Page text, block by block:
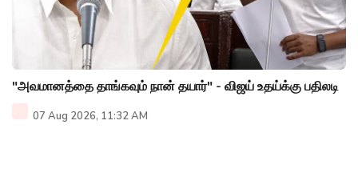
"அவமானத்தை தாங்கவும் நான் தயார்" - விஜய் உதய்க்கு பதிலடி
07 Aug 2026, 11:32 AM